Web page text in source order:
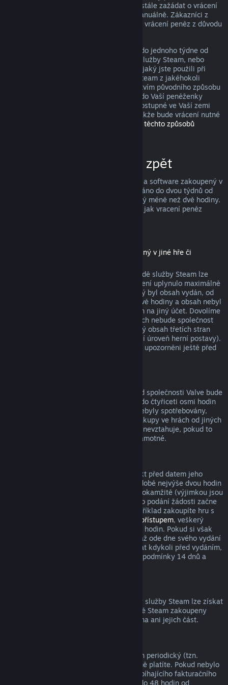
peněz, avšak i když je nesplníte, můžete stále zažádat o vrácení
peněz a my Vaši žádost zkontrolujeme manuálně. Zákazníci z
některých zemí mohou mít navíc práva na vrácení peněz z důvodu
Peníze Vám budou v plné výši navráceny do jednoho týdne od
schválení, a to buďto do Vaší peněženky služby Steam, nebo
prostřednictvím stejného způsobu platby, jaký jste použili při
nákupu produktu. Pokud nebude služba Steam z jakéhokoli
důvodu schopna vrátit peníze prostřednictvím původního způsobu
platby, budou peníze v plné výši vráceny do Vaší peněženky
služby Steam. (Některé způsoby platby dostupné ve Vaší zemi
totiž nemusí podporovat vracení peněz, takže bude vrácení nutné
Kompletní seznam těchto způsobů
Za co lze získat peníze zpět
Služba Steam nabízí vrácení peněz za hry a software zakoupený v
obchodě Steam, pokud je o vrácení zažádáno do dvou týdnů od
zakoupení a uživatel měl produkt spuštěný méně než dvě hodiny.
Níže si můžete přečíst kompletní přehled, jak vracení peněz
(produkt z obchodu služby Steam použitelný v jiné hře či
Za stáhnutelný obsah zakoupený v obchodě služby Steam lze
získat peníze zpět, pokud od jeho zakoupení uplynulo maximálně
čtrnáct dní, uživatel měl produkt, pro který byl obsah vydán, od
zakoupení obsahu spuštěný maximálně dvě hodiny a obsah nebyl
nijak spotřebován, změněn nebo převeden na jiný účet. Dovolíme
si upozornit na fakt, že v určitých případech nebude společnost
Valve schopna vrátit peníze za stáhnutelný obsah třetích stran
(například pokud obsah nenávratně navýší úroveň herní postavy).
Na tyto výjimky budou uživatelé výslovně upozorněni ještě před
Vrácení peněz za jakýkoli nákup ve hře od společnosti Valve bude
poskytnuto, pokud byla žádost odeslána do čtyřiceti osmi hodin
od provedení nákupu a položky nákupu nebyly spotřebovány,
změněny či převedeny na jiný účet. Na nákupy ve hrách od jiných
společností než od Valve se tato možnost nevztahuje, pokud to
není vysloveně uvedeno při nákupu hry samotné.
Když si ve službě Steam zakoupíte produkt před datem jeho
vydání, podmínka pro vrácení peněz v podobě nejvýše dvou hodin
strávených v tomto produktu začne platit okamžitě (výjimkou jsou
beta testování), zatímco 14denní lhůta pro podání žádosti začne
běžet až od data vydání. Když si tedy například zakoupíte hru s
prioritním přístupem, veškerý
odehraný čas bude počítán do limitu dvou hodin. Pokud si však
předobjednáte hru, která bude dostupná až ode dne svého vydání
(ne dříve), můžete o vrácení peněz zažádat kdykoli před vydáním,
přičemž s vydáním začnou platit klasické podmínky 14 dnů a
Peníze utracené za prostředky peněženky služby Steam lze získat
zpět, pokud byly tyto prostředky ve službě Steam zakoupeny
nejdéle před čtrnácti dny a nebyla utracena ani jejich část.
K některému obsahu a službám je nabízen periodický (tzn.
měsíční, roční) přístup, za který opakovaně platíte. Pokud nebylo
periodické předplatné použito během probíhajícího fakturačního
období, můžete o vrácení peněz zažádat do 48 hodin od